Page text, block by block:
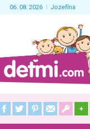
06. 08. 2026 Jozefína
+